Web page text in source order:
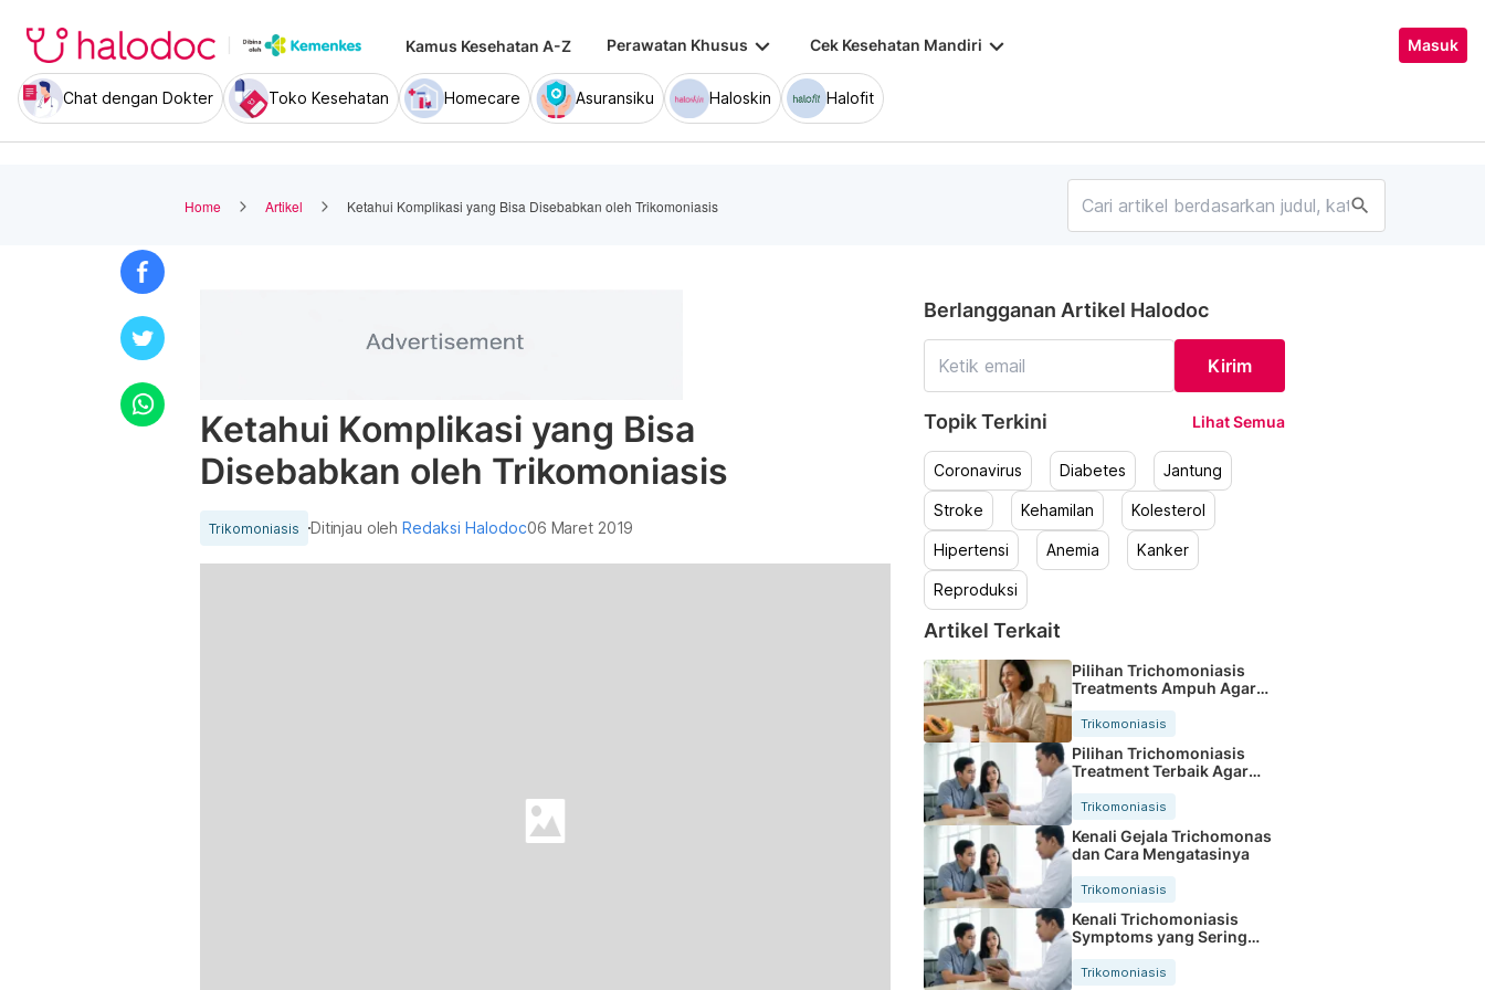
Kamus Kesehatan A-Z Perawatan Khusus keyboard_arrow_down Cek Kesehatan Mandiri keyboard_arrow_down Masuk
Chat dengan Dokter Toko Kesehatan Homecare Asuransiku Haloskin Halofit
Home Artikel Ketahui Komplikasi yang Bisa Disebabkan oleh Trikomoniasis search
Ketahui Komplikasi yang Bisa
Disebabkan oleh Trikomoniasis
Trikomoniasis Ditinjau olehRedaksi Halodoc06 Maret 2019
Berlangganan Artikel Halodoc
Kirim
Topik Terkini Lihat Semua
Coronavirus Diabetes Jantung
Stroke Kehamilan Kolesterol
Hipertensi Anemia Kanker
Reproduksi
Artikel Terkait
Pilihan Trichomoniasis
Treatments Ampuh Agar
Segera Pulih
Trikomoniasis
Pilihan Trichomoniasis
Treatment Terbaik Agar
Trikomoniasis
Kenali Gejala Trichomonas
dan Cara Mengatasinya
Trikomoniasis
Kenali Trichomoniasis
Symptoms yang Sering
Trikomoniasis